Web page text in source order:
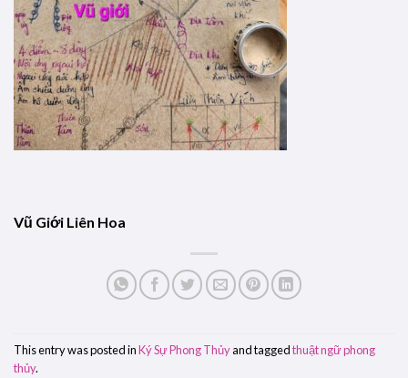
Vũ Giới Liên Hoa
This entry was posted inKý Sự Phong Thủyand taggedthuật ngữ phong
thủy.